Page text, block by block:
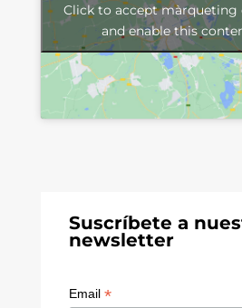
Click to accept màrqueting
and enable this
Suscríbete a
newsletter
Email *